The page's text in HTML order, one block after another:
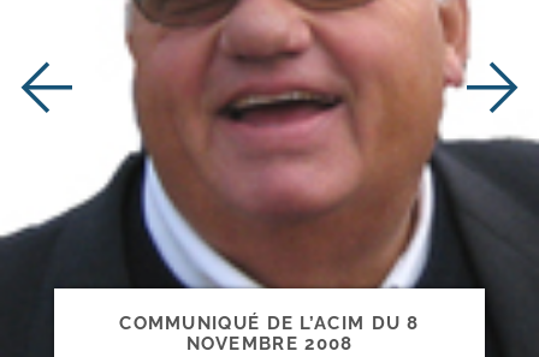
COMMUNIQUÉ DE L’ACIM DU 8
NOVEMBRE 2008